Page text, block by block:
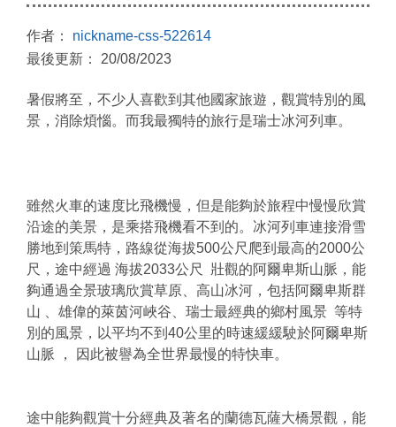
作者： nickname-css-522614
最後更新： 20/08/2023
暑假將至，不少人喜歡到其他國家旅遊，觀賞特別的風
景，消除煩惱。而我最獨特的旅行是瑞士冰河列車。
雖然火車的速度比飛機慢，但是能夠於旅程中慢慢欣賞
沿途的美景，是乘搭飛機看不到的。冰河列車連接滑雪
勝地到策馬特，路線從海拔500公尺爬到最高的2000公
尺，途中經過 海拔2033公尺 壯觀的阿爾卑斯山脈，能
夠通過全景玻璃欣賞草原、高山冰河，包括阿爾卑斯群
山 、雄偉的萊茵河峽谷、瑞士最經典的鄉村風景 等特
別的風景，以平均不到40公里的時速緩緩駛於阿爾卑斯
山脈 ， 因此被譽為全世界最慢的特快車。
途中能夠觀賞十分經典及著名的蘭德瓦薩大橋景觀，能